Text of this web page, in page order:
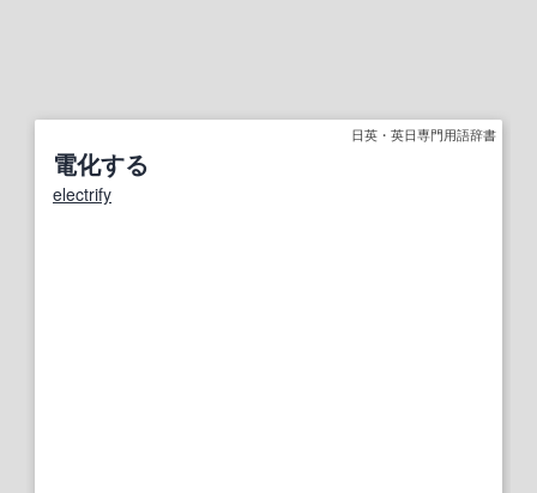
日英・英日専門用語辞書
電化する
electrify